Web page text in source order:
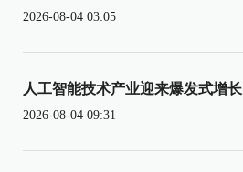
2026-08-04 03:05
人工智能技术产业迎来爆发式增长
2026-08-04 09:31